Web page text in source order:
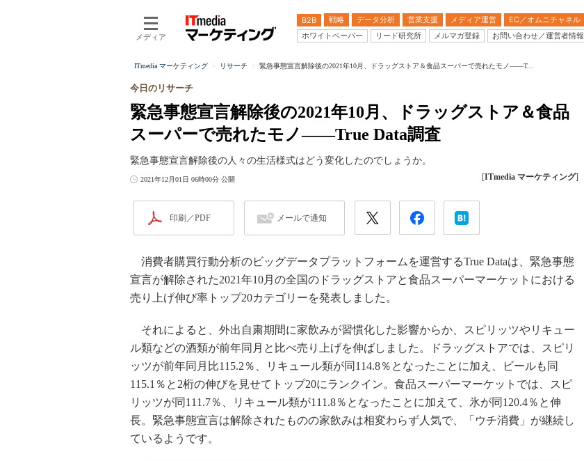
メディア
B2B 戦略 データ分析 営業支援 メディア運営 EC／オムニチャネル
ホワイトペーパー
リード研究所 メルマガ登録 お問い合わせ／運営者情報
ITmedia マーケティング リサーチ 緊急事態宣言解除後の2021年10月、ドラッグストア＆食品スーパーで売れたモノ――T...
緊急事態宣言解除後の2021年10月、ドラッグストア＆食品
スーパーで売れたモノ――True Data調査
今日のリサーチ
緊急事態宣言解除後の人々の生活様式はどう変化したのでしょうか。
2021年12月01日 06時00分 公開 [ITmedia マーケティング]
印刷／PDF メールで通知
消費者購買行動分析のビッグデータプラットフォームを運営するTrue Dataは、緊急事態
宣言が解除された2021年10月の全国のドラッグストアと食品スーパーマーケットにおける
売り上げ伸び率トップ20カテゴリーを発表しました。
それによると、外出自粛期間に家飲みが習慣化した影響からか、スピリッツやリキュー
ル類などの酒類が前年同月と比べ売り上げを伸ばしました。ドラッグストアでは、スピリ
ッツが前年同月比115.2％、リキュール類が同114.8％となったことに加え、ビールも同
115.1％と2桁の伸びを見せてトップ20にランクイン。食品スーパーマーケットでは、スピ
リッツが同111.7％、リキュール類が111.8％となったことに加えて、氷が同120.4％と伸
長。緊急事態宣言は解除されたものの家飲みは相変わらず人気で、「ウチ消費」が継続し
ているようです。